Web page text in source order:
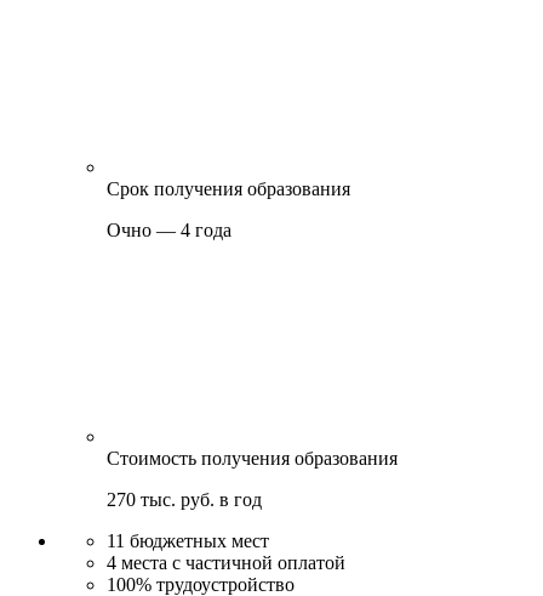
Срок получения образования
Очно — 4 года
Стоимость получения образования
270 тыс. руб. в год
11 бюджетных мест
4 места с частичной оплатой
100% трудоустройство